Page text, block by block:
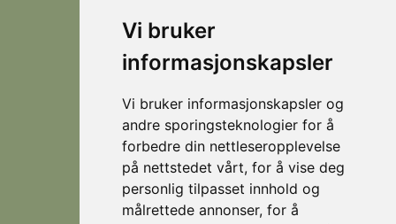
Vi bruker
informasjonskapsler
Vi bruker informasjonskapsler og
andre sporingsteknologier for å
forbedre din nettleseropplevelse
på nettstedet vårt, for å vise deg
personlig tilpasset innhold og
målrettede annonser, for å
destination
that
offers
hiking
during
the
summer,
and
which
Locations
Fjellsætra
Stranda
Strandafjellet
Stranda
Horn Media